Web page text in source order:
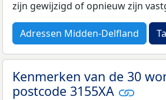
zijn gewijzigd of opnieuw zijn
Adressen Midden-Delfland
Kenmerken van de 30
postcode 3155XA